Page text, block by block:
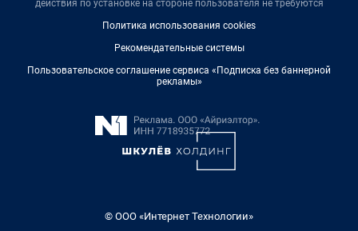
действия по установке на стороне пользователя не требуются
Политика использования cookies
Рекомендательные системы
Пользовательское соглашение сервиса «Подписка без баннерной
рекламы»
© ООО «Интернет Технологии»